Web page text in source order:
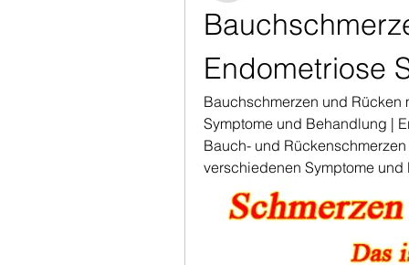
Endometriose
Bauchschmerzen und Rücken
Symptome und Behandlung |
Bauch- und
verschiedenen Symptome